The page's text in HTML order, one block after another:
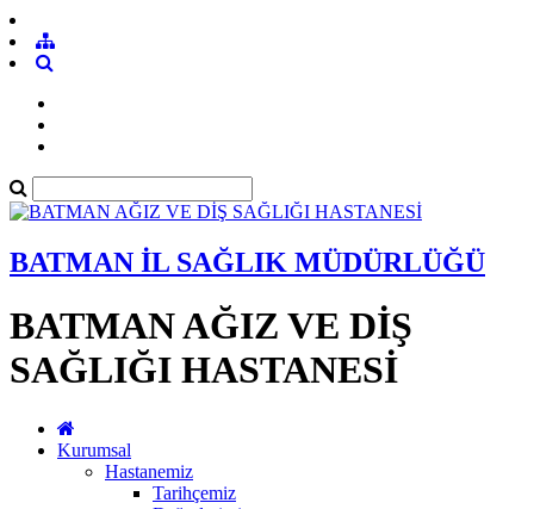
BATMAN İL SAĞLIK MÜDÜRLÜĞÜ
BATMAN AĞIZ VE DİŞ
SAĞLIĞI HASTANESİ
Kurumsal
Hastanemiz
Tarihçemiz